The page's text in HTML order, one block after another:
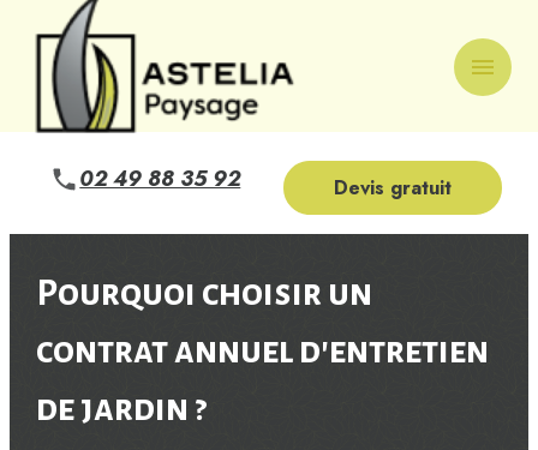
menu
02 49 88 35 92 Devis gratuit
Pourquoi choisir un
contrat annuel d'entretien
de jardin ?
Panneau de gestion des cookies